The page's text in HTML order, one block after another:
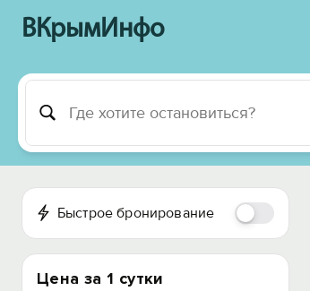
ВКрымИнфо
Быстрое бронирование
Цена за 1 сутки